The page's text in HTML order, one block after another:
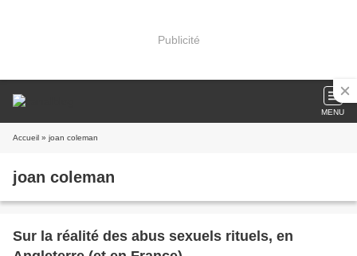
Publicité
MENU
Accueil » joan coleman
joan coleman
Sur la réalité des abus sexuels rituels, en